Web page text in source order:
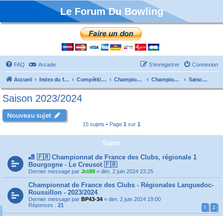
Le Forum Du Bowling
FAQ Arcade Connexion
S’enregistrer
Accueil Index du forum Compétitions Championnats de France Championnat Clubs Saison 2023/2024
Saison 2023/2024
Nouveau sujet
15 sujets • Page 1 sur 1
Sujets
🎳 🇫🇷 Championnat de France des Clubs, régionale 1
Bourgogne - Le Creusot 🇫🇷
Dernier message par Jct89 « dim. 2 juin 2024 23:25
Championnat de France des Clubs - Régionales Languedoc-
Roussillon - 2023/2024
Dernier message par BP43-34 « dim. 2 juin 2024 19:00
Réponses : 21 1 2